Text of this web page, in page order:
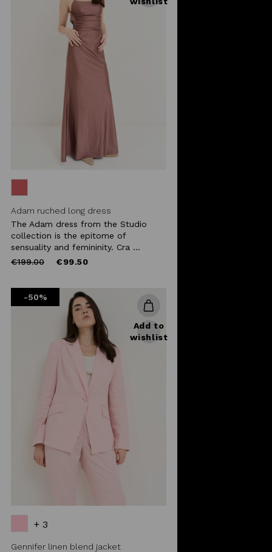
Adam ruched long dress
The Adam dress from the Studio
collection is the epitome of
sensuality and femininity. Cra ...
Price
€199.00to €99.50
-50%
Add to
wishlist
+ 3
Gennifer linen blend jacket